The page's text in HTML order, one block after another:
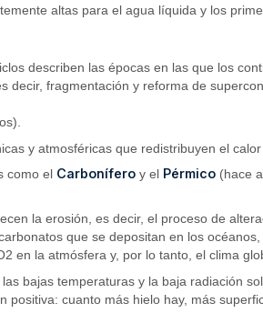
altas para el agua líquida y los
describen las épocas en las que los
decir, fragmentación y reforma de
y atmosféricas que redistribuyen el
como el Carbonífero y el Pérmico (hace
la erosión, es decir, el proceso de
que se depositan en los
en la atmósfera y, por lo tanto, el clima
bajas temperaturas y la baja radiación
cuanto más hielo hay, más